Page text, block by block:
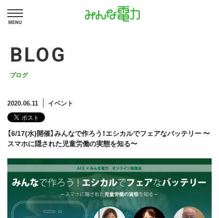
MENU
BLOG
ブログ
2020.06.11 イベント
【6/17(水)開催】みんなで作ろう！エシカルでフェアなバッテリー 〜
スマホに隠された児童労働の実態を知る〜